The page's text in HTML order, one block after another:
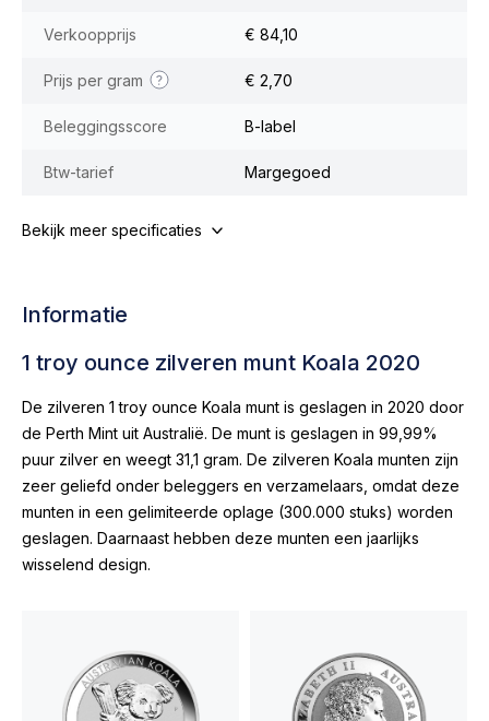
Verkoopprijs € 84,10
Prijs per gram € 2,70
Beleggingsscore B-label
Btw-tarief Margegoed
Bekijk meer specificaties
Informatie
1 troy ounce zilveren munt Koala 2020
De zilveren 1 troy ounce Koala munt is geslagen in 2020 door
de Perth Mint uit Australië. De munt is geslagen in 99,99%
puur zilver en weegt 31,1 gram. De zilveren Koala munten zijn
zeer geliefd onder beleggers en verzamelaars, omdat deze
munten in een gelimiteerde oplage (300.000 stuks) worden
geslagen. Daarnaast hebben deze munten een jaarlijks
wisselend design.